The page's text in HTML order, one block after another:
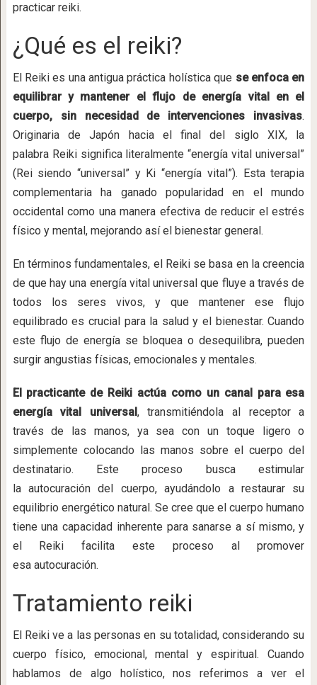
practicar reiki.
¿Qué es el reiki?
El Reiki es una antigua práctica holística que se enfoca en
equilibrar y mantener el flujo de energía vital en el
cuerpo, sin necesidad de intervenciones invasivas.
Originaria de Japón hacia el final del siglo XIX, la
palabra Reiki significa literalmente “energía vital universal”
(Rei siendo “universal” y Ki “energía vital”). Esta terapia
complementaria ha ganado popularidad en el mundo
occidental como una manera efectiva de reducir el estrés
físico y mental, mejorando así el bienestar general.
En términos fundamentales, el Reiki se basa en la creencia
de que hay una energía vital universal que fluye a través de
todos los seres vivos, y que mantener ese flujo
equilibrado es crucial para la salud y el bienestar. Cuando
este flujo de energía se bloquea o desequilibra, pueden
surgir angustias físicas, emocionales y mentales.
El practicante de Reiki actúa como un canal para esa
energía vital universal , transmitiéndola al receptor a
través de las manos, ya sea con un toque ligero o
simplemente colocando las manos sobre el cuerpo del
destinatario. Este proceso busca estimular
la autocuración del cuerpo, ayudándolo a restaurar su
equilibrio energético natural. Se cree que el cuerpo humano
tiene una capacidad inherente para sanarse a sí mismo, y
el Reiki facilita este proceso al promover
esa autocuración.
Tratamiento reiki
El Reiki ve a las personas en su totalidad, considerando su
cuerpo físico, emocional, mental y espiritual. Cuando
hablamos de algo holístico, nos referimos a ver el